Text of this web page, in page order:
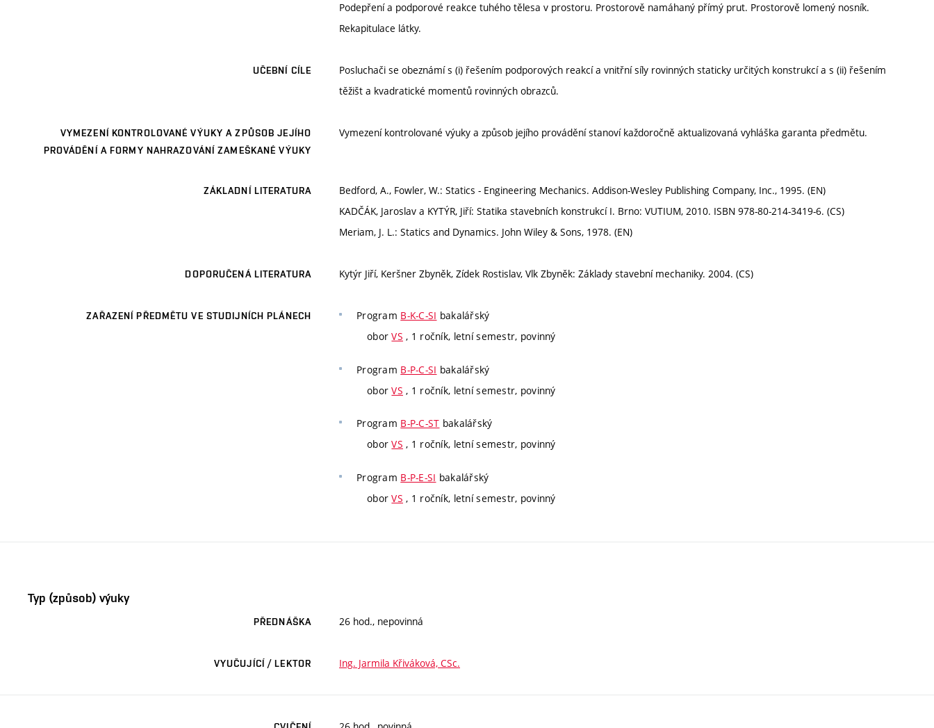
Podepření a podporové reakce tuhého tělesa v prostoru. Prostorově namáhaný přímý prut. Prostorově lomený nosník.
Rekapitulace látky.
UČEBNÍ CÍLE
Posluchači se obeznámí s (i) řešením podporových reakcí a vnitřní síly rovinných staticky určitých konstrukcí a s (ii) řešením
těžišt a kvadratické momentů rovinných obrazců.
VYMEZENÍ KONTROLOVANÉ VÝUKY A ZPŮSOB JEJÍHO
PROVÁDĚNÍ A FORMY NAHRAZOVÁNÍ ZAMEŠKANÉ VÝUKY
Vymezení kontrolované výuky a způsob jejího provádění stanoví každoročně aktualizovaná vyhláška garanta předmětu.
ZÁKLADNÍ LITERATURA
Bedford, A., Fowler, W.: Statics - Engineering Mechanics. Addison-Wesley Publishing Company, Inc., 1995. (EN)
KADČÁK, Jaroslav a KYTÝR, Jiří: Statika stavebních konstrukcí I. Brno: VUTIUM, 2010. ISBN 978-80-214-3419-6. (CS)
Meriam, J. L.: Statics and Dynamics. John Wiley & Sons, 1978. (EN)
DOPORUČENÁ LITERATURA Kytýr Jiří, Keršner Zbyněk, Zídek Rostislav, Vlk Zbyněk: Základy stavební mechaniky. 2004. (CS)
ZAŘAZENÍ PŘEDMĚTU VE STUDIJNÍCH PLÁNECH Program B-K-C-SI bakalářský
oborVS , 1 ročník, letní semestr, povinný
Program B-P-C-SI bakalářský
oborVS , 1 ročník, letní semestr, povinný
Program B-P-C-ST bakalářský
oborVS , 1 ročník, letní semestr, povinný
Program B-P-E-SI bakalářský
oborVS , 1 ročník, letní semestr, povinný
Typ (způsob) výuky
PŘEDNÁŠKA 26 hod., nepovinná
VYUČUJÍCÍ / LEKTOR Ing. Jarmila Křiváková, CSc.